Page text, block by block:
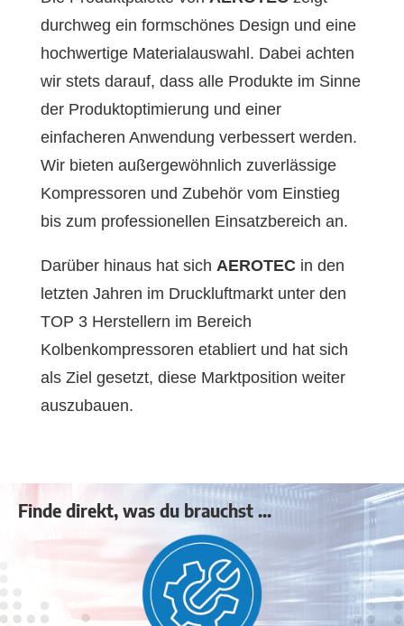
durchweg ein formschönes Design und eine
hochwertige Materialauswahl. Dabei achten
wir stets darauf, dass alle Produkte im Sinne
der Produktoptimierung und einer
einfacheren Anwendung verbessert werden.
Wir bieten außergewöhnlich zuverlässige
Kompressoren und Zubehör vom Einstieg
bis zum professionellen Einsatzbereich an.
Darüber hinaus hat sich AEROTEC in den
letzten Jahren im Druckluftmarkt unter den
TOP 3 Herstellern im Bereich
Kolbenkompressoren etabliert und hat sich
als Ziel gesetzt, diese Marktposition weiter
auszubauen.
Finde direkt, was du brauchst ...